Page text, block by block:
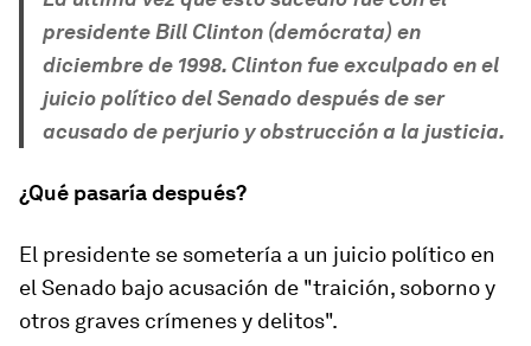
presidente Bill Clinton (demócrata) en
diciembre de 1998. Clinton fue exculpado en el
juicio político del Senado después de ser
acusado de perjurio y obstrucción a la justicia.
¿Qué pasaría después?
El presidente se sometería a un juicio político en
el Senado bajo acusación de "traición, soborno y
otros graves crímenes y delitos".